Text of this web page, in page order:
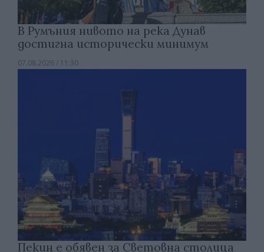
В Румъния нивото на река Дунав
достигна исторически минимум
07.08.2026 / 11:30
Пекин е обявен за Световна столица